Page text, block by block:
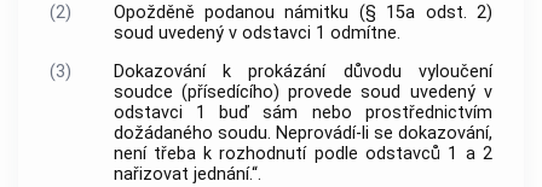
(2)
Opožděně podanou námitku (§ 15a odst. 2)
soud uvedený v odstavci 1 odmítne.
(3)
Dokazování k prokázání důvodu vyloučení
soudce (přísedícího) provede soud uvedený v
odstavci 1 buď sám nebo prostřednictvím
dožádaného soudu. Neprovádí-li se dokazování,
není třeba k rozhodnutí podle odstavců 1 a 2
nařizovat jednání.“.